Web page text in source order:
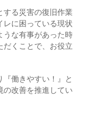
する災害の復旧作業
レに困っている現状
うな有事があった時
だくことで、お役立
働きやすい！』と
の改善を推進してい